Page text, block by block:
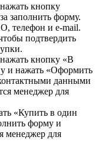
кнопку
заполнить форму.
телефон и e-mail.
подтвердить
кнопку «В
и нажать «Оформить
данными
менеджер для
«Купить в один
форму и
менеджер для